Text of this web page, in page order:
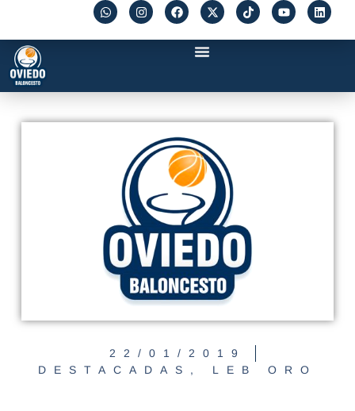
22/01/2019
DESTACADAS , LEB ORO